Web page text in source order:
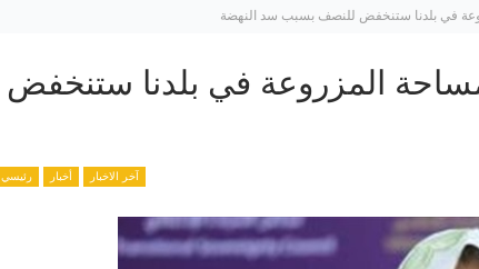
في بلدنا ستنخفض للنصف بسبب سد النهضة
المزروعة في بلدنا ستنخفض
آخر الاخبار أخبار رئيسي